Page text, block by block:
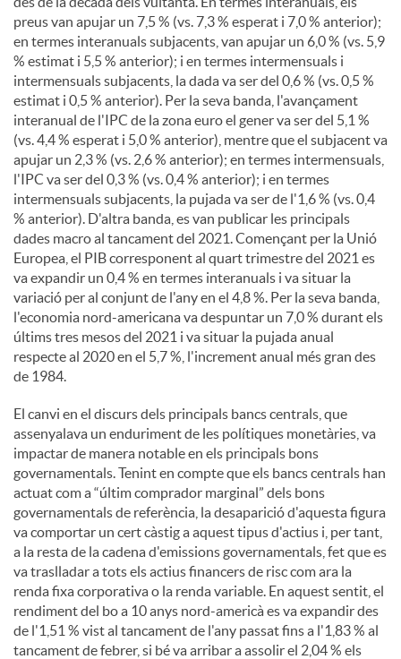
preus van apujar un 7,5 % (vs. 7,3 % esperat i 7,0 % anterior);
en termes interanuals subjacents, van apujar un 6,0 % (vs. 5,9
% estimat i 5,5 % anterior); i en termes intermensuals i
intermensuals subjacents, la dada va ser del 0,6 % (vs. 0,5 %
estimat i 0,5 % anterior). Per la seva banda, l'avançament
interanual de l'IPC de la zona euro el gener va ser del 5,1 %
(vs. 4,4 % esperat i 5,0 % anterior), mentre que el subjacent va
apujar un 2,3 % (vs. 2,6 % anterior); en termes intermensuals,
l'IPC va ser del 0,3 % (vs. 0,4 % anterior); i en termes
intermensuals subjacents, la pujada va ser de l'1,6 % (vs. 0,4
% anterior). D'altra banda, es van publicar les principals
dades macro al tancament del 2021. Començant per la Unió
Europea, el PIB corresponent al quart trimestre del 2021 es
va expandir un 0,4 % en termes interanuals i va situar la
variació per al conjunt de l'any en el 4,8 %. Per la seva banda,
l'economia nord-americana va despuntar un 7,0 % durant els
últims tres mesos del 2021 i va situar la pujada anual
respecte al 2020 en el 5,7 %, l'increment anual més gran des
de 1984.
El canvi en el discurs dels principals bancs centrals, que
assenyalava un enduriment de les polítiques monetàries, va
impactar de manera notable en els principals bons
governamentals. Tenint en compte que els bancs centrals han
actuat com a “últim comprador marginal” dels bons
governamentals de referència, la desaparició d'aquesta figura
va comportar un cert càstig a aquest tipus d'actius i, per tant,
a la resta de la cadena d'emissions governamentals, fet que es
va traslladar a tots els actius financers de risc com ara la
renda fixa corporativa o la renda variable. En aquest sentit, el
rendiment del bo a 10 anys nord-americà es va expandir des
de l'1,51 % vist al tancament de l'any passat fins a l'1,83 % al
tancament de febrer, si bé va arribar a assolir el 2,04 % els